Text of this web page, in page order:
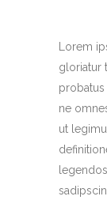
Lorem
gloriatur
ne
ut